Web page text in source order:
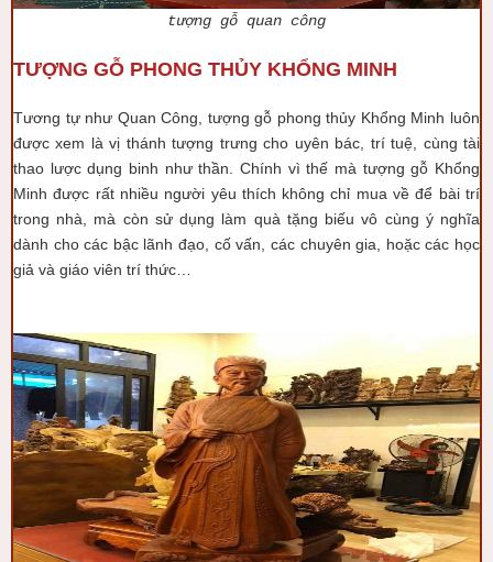
tượng gỗ quan công
TƯỢNG GỖ PHONG THỦY KHỔNG MINH
Tương tự như Quan Công, tượng gỗ phong thủy Khổng Minh luôn
được xem là vị thánh tượng trưng cho uyên bác, trí tuệ, cùng tài
thao lược dụng binh như thần. Chính vì thế mà tượng gỗ Khổng
Minh được rất nhiều người yêu thích không chỉ mua về để bài trí
trong nhà, mà còn sử dụng làm quà tặng biếu vô cùng ý nghĩa
dành cho các bậc lãnh đạo, cố vấn, các chuyên gia, hoặc các học
giả và giáo viên trí thức…